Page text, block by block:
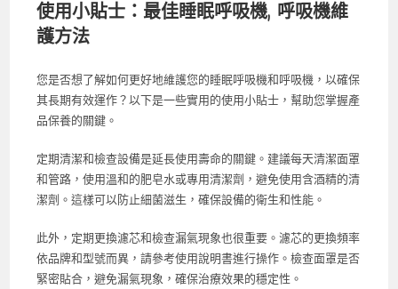
使用小貼士：最佳睡眠呼吸機, 呼吸機維
護方法
您是否想了解如何更好地維護您的睡眠呼吸機和呼吸機，以確保
其長期有效運作？以下是一些實用的使用小貼士，幫助您掌握產
品保養的關鍵。
定期清潔和檢查設備是延長使用壽命的關鍵。建議每天清潔面罩
和管路，使用溫和的肥皂水或專用清潔劑，避免使用含酒精的清
潔劑。這樣可以防止細菌滋生，確保設備的衛生和性能。
此外，定期更換濾芯和檢查漏氣現象也很重要。濾芯的更換頻率
依品牌和型號而異，請參考使用說明書進行操作。檢查面罩是否
緊密貼合，避免漏氣現象，確保治療效果的穩定性。